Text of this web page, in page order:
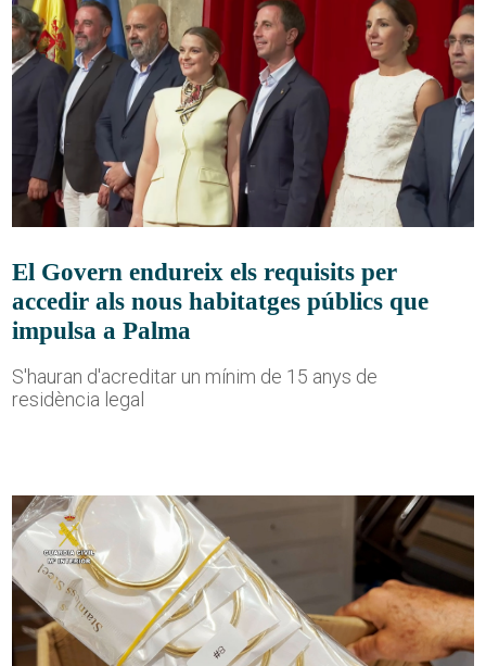
El Govern endureix els requisits per
accedir als nous habitatges públics que
impulsa a Palma
S'hauran d'acreditar un mínim de 15 anys de
residència legal